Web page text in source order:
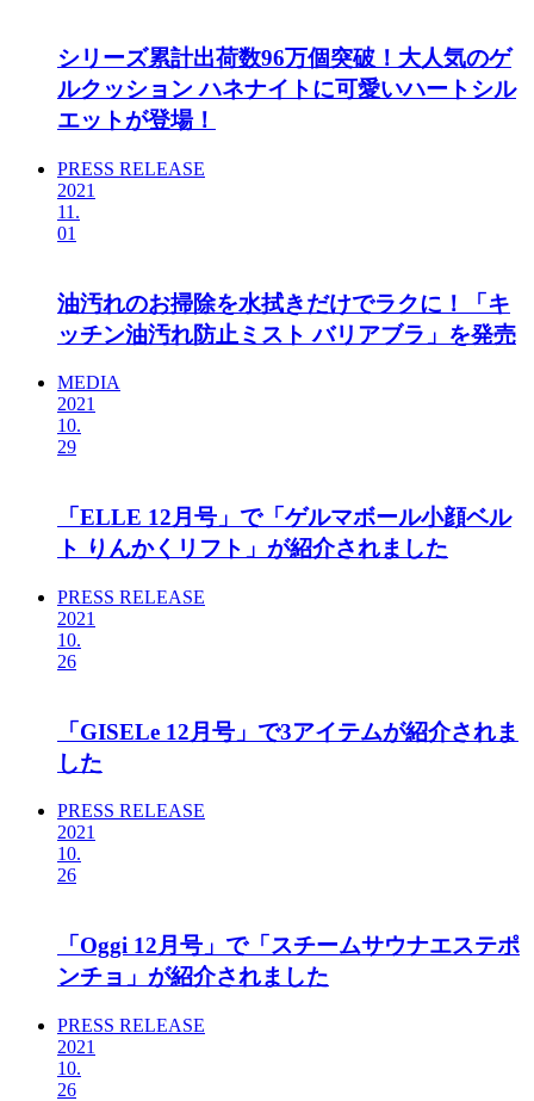
シリーズ累計出荷数96万個突破！大人気のゲ
ルクッション ハネナイトに可愛いハートシル
エットが登場！
PRESS RELEASE
2021
11.
01
油汚れのお掃除を水拭きだけでラクに！「キ
ッチン油汚れ防止ミスト バリアブラ」を発売
MEDIA
2021
10.
29
「ELLE 12月号」で「ゲルマボール小顔ベル
ト りんかくリフト」が紹介されました
PRESS RELEASE
2021
10.
26
「GISELe 12月号」で3アイテムが紹介されま
した
PRESS RELEASE
2021
10.
26
「Oggi 12月号」で「スチームサウナエステポ
ンチョ」が紹介されました
PRESS RELEASE
2021
10.
26